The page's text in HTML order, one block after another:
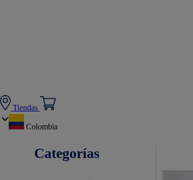
Tiendas
Colombia
Categorías